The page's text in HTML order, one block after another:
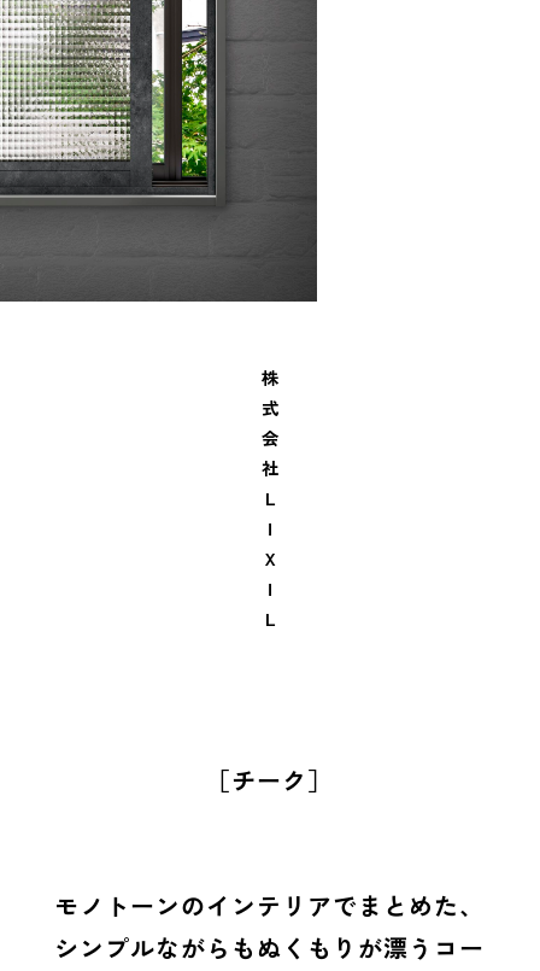
株
式
会
社
Ｌ
Ｉ
Ｘ
Ｉ
Ｌ
［チーク］
モノトーンのインテリアでまとめた、
シンプルながらもぬくもりが漂うコー